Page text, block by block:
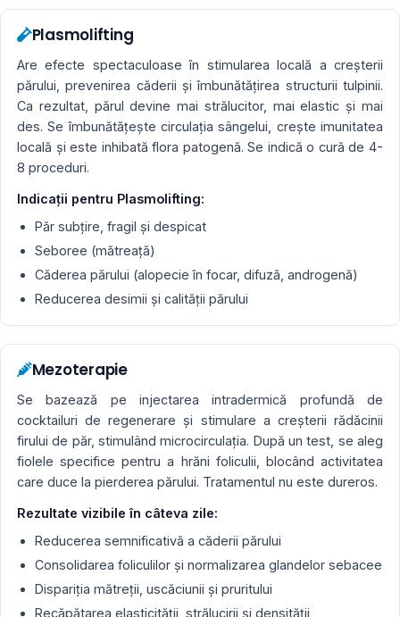
Plasmolifting
Are efecte spectaculoase în stimularea locală a creşterii
părului, prevenirea căderii şi îmbunătăţirea structurii tulpinii.
Ca rezultat, părul devine mai strălucitor, mai elastic şi mai
des. Se îmbunătăţeşte circulaţia sângelui, creşte imunitatea
locală și este inhibată flora patogenă. Se indică o cură de 4-
8 proceduri.
Indicaţii pentru Plasmolifting:
Păr subţire, fragil şi despicat
Seboree (mătreaţă)
Căderea părului (alopecie în focar, difuză, androgenă)
Reducerea desimii şi calităţii părului
Mezoterapie
Se bazează pe injectarea intradermică profundă de
cocktailuri de regenerare şi stimulare a creşterii rădăcinii
firului de păr, stimulând microcirculaţia. După un test, se aleg
fiolele specifice pentru a hrăni foliculii, blocând activitatea
care duce la pierderea părului. Tratamentul nu este dureros.
Rezultate vizibile în câteva zile:
Reducerea semnificativă a căderii părului
Consolidarea foliculilor și normalizarea glandelor sebacee
Dispariția mătreții, uscăciunii și pruritului
Recăpătarea elasticității, strălucirii și densității